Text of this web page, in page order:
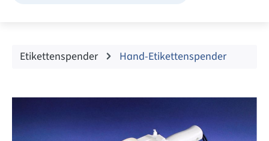
Etikettenspender Hand-Etikettenspender
Bildergalerie überspringen